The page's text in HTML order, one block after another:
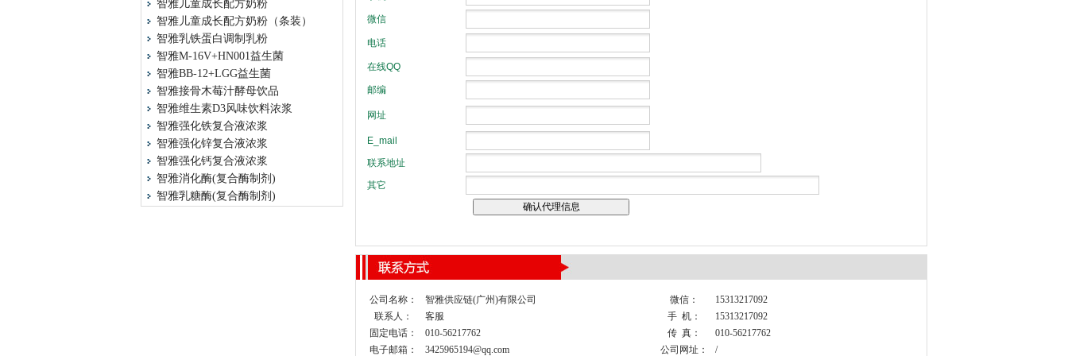
智雅儿童成长配方奶粉
智雅儿童成长配方奶粉（条装）
智雅乳铁蛋白调制乳粉
智雅M-16V+HN001益生菌
智雅BB-12+LGG益生菌
智雅接骨木莓汁酵母饮品
智雅维生素D3风味饮料浓浆
智雅强化铁复合液浓浆
智雅强化锌复合液浓浆
智雅强化钙复合液浓浆
智雅消化酶(复合酶制剂)
智雅乳糖酶(复合酶制剂)
公司名称： 智雅供应链(广州)有限公司 微信：
15313217092
联系人：
客服 手 机：
15313217092
固定电话：
010-56217762 传 真：
010-56217762
电子邮箱：
3425965194@qq.com 公司网址： /